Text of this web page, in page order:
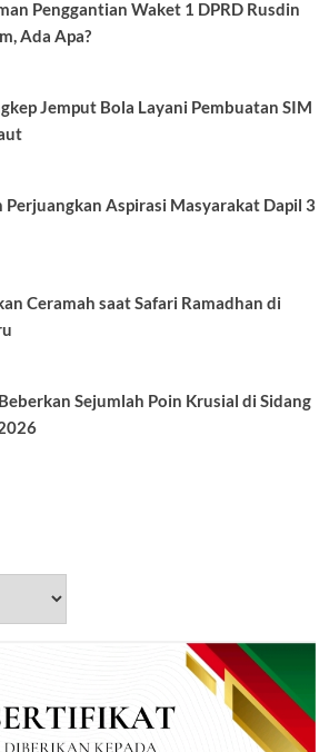
Penggantian Waket 1 DPRD Rusdin
Ada Apa?
Jemput Bola Layani Pembuatan SIM
Aspirasi Masyarakat Dapil 3
Ceramah saat Safari Ramadhan di
Sejumlah Poin Krusial di Sidang